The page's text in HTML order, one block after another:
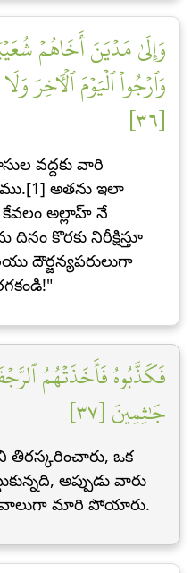
وَإِلَىٰ مَدۡيَنَ أَخَاهُمۡ
وَٱرۡجُواْ ٱلۡيَوۡمَ ٱلۡأٓخِرَ
[٣٦]
వద్దకు వారి
అతను ఇలా
అల్లాహ్ నే
కొరకు నిరీక్షిస్తూ
దౌర్జన్యపరులుగా
فَكَذَّبُوهُ فَأَخَذَتۡهُمُ
جَٰثِمِينَ [٣٧]
ఒక
అప్పుడు వారు
మారి పోయారు.